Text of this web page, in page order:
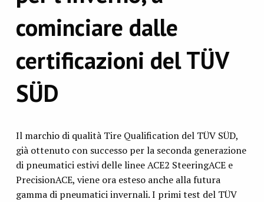
cominciare dalle
certificazioni del TÜV
SÜD
Il marchio di qualità Tire Qualification del TÜV SÜD,
già ottenuto con successo per la seconda generazione
di pneumatici estivi delle linee ACE2 SteeringACE e
PrecisionACE, viene ora esteso anche alla futura
gamma di pneumatici invernali. I primi test del TÜV